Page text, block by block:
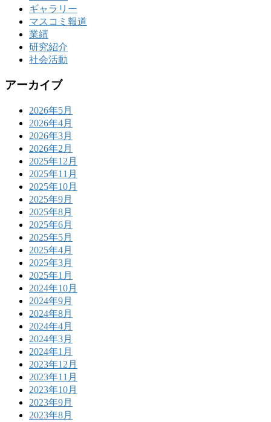
ギャラリー
マスコミ報道
業績
研究紹介
社会活動
アーカイブ
2026年5月
2026年4月
2026年3月
2026年2月
2025年12月
2025年11月
2025年10月
2025年9月
2025年8月
2025年6月
2025年5月
2025年4月
2025年3月
2025年1月
2024年10月
2024年9月
2024年8月
2024年4月
2024年3月
2024年1月
2023年12月
2023年11月
2023年10月
2023年9月
2023年8月